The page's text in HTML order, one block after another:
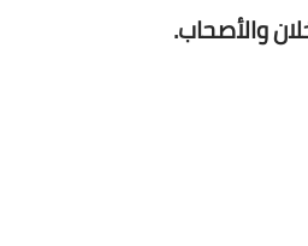
والأصحاب.